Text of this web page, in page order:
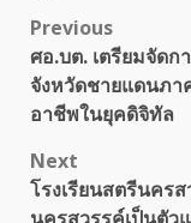
Post
Previous
ศอ.บต. เตรียมจัด
จังหวัดชายแดนภา
อาชีพในยุคดิจิทัล
Next
โรงเรียนสตรีนคร